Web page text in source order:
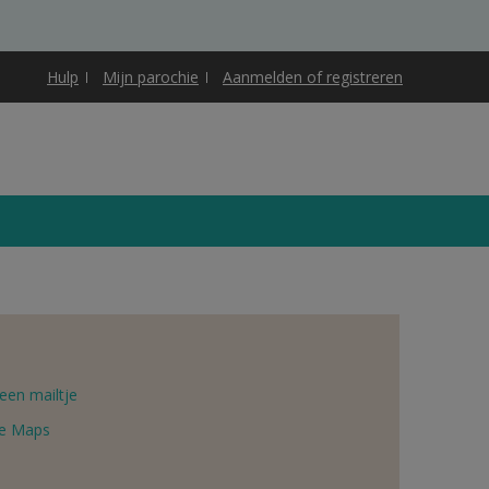
Hulp Mijn parochie Aanmelden of registreren
mailtje
Maps